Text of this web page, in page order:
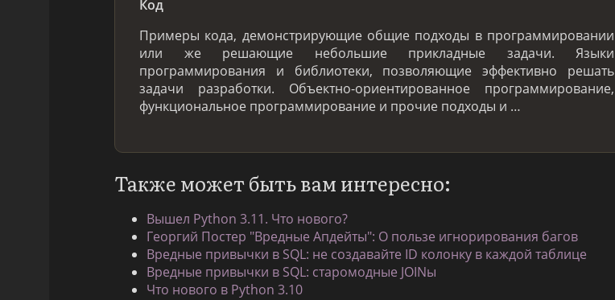
Код
Примеры кода, демонстрирующие общие подходы в программировании
или же решающие небольшие прикладные задачи. Языки
программирования и библиотеки, позволяющие эффективно решать
задачи разработки. Объектно-ориентированное программирование,
функциональное программирование и прочие подходы и …
Также может быть вам интересно:
Вышел Python 3.11. Что нового?
Георгий Постер "Вредные Апдейты": О пользе игнорирования багов
Вредные привычки в SQL: не создавайте ID колонку в каждой таблице
Вредные привычки в SQL: старомодные JOINы
Что нового в Python 3.10